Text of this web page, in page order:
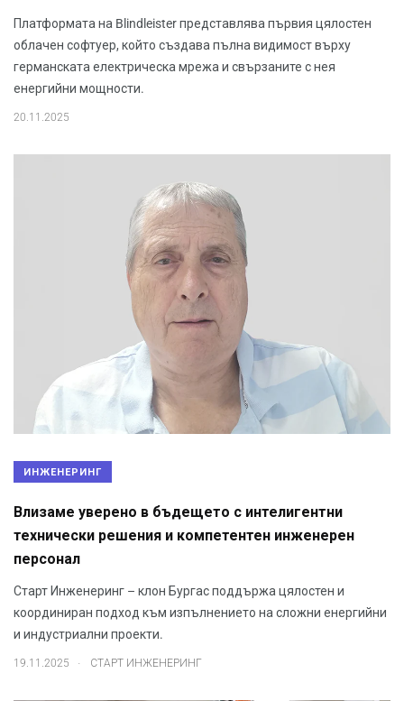
Платформата на Blindleister представлява първия цялостен
облачен софтуер, който създава пълна видимост върху
германската електрическа мрежа и свързаните с нея
енергийни мощности.
20.11.2025
ИНЖЕНЕРИНГ
Влизаме уверено в бъдещето с интелигентни
технически решения и компетентен инженерен
персонал
Старт Инженеринг – клон Бургас поддържа цялостен и
координиран подход към изпълнението на сложни енергийни
и индустриални проекти.
19.11.2025 . СТАРТ ИНЖЕНЕРИНГ